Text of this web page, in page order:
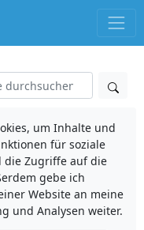
um Inhalte und
für soziale
die Zugriffe auf die
gebe ich
Website an meine
und Analysen weiter.